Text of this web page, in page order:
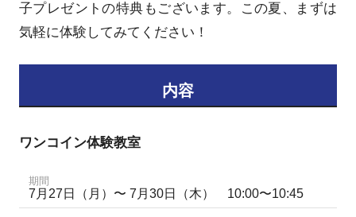
子プレゼントの特典もございます。この夏、まずは
気軽に体験してみてください！
内容
ワンコイン体験教室
期間
7月27日（月）〜 7月30日（木） 10:00〜10:45